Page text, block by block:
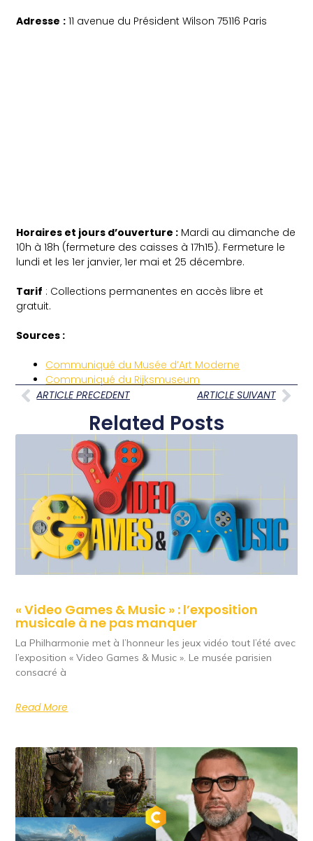
Adresse : 11 avenue du Président Wilson 75116 Paris
Horaires et jours d’ouverture : Mardi au dimanche de
10h à 18h (fermeture des caisses à 17h15). Fermeture le
lundi et les 1er janvier, 1er mai et 25 décembre.
Tarif : Collections permanentes en accès libre et
gratuit.
Sources :
Communiqué du Musée d’Art Moderne
Communiqué du Rijksmuseum
ARTICLE PRECEDENT
ARTICLE SUIVANT
Related Posts
« Video Games & Music » : l’exposition
musicale à ne pas manquer
La Philharmonie met à l’honneur les jeux vidéo tout l’été avec
l’exposition « Video Games & Music ». Le musée parisien
consacré à
Read More